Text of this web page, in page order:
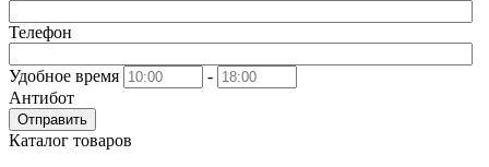
Телефон
Удобное время
-
Антибот
Отправить
Каталог товаров